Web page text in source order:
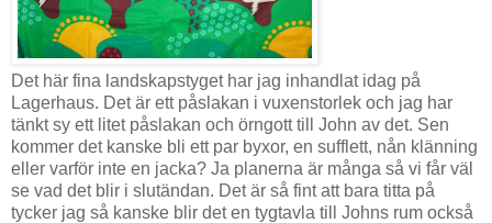
Det här fina landskapstyget har jag inhandlat idag på
Lagerhaus. Det är ett påslakan i vuxenstorlek och jag har
tänkt sy ett litet påslakan och örngott till John av det. Sen
kommer det kanske bli ett par byxor, en sufflett, nån klänning
eller varför inte en jacka? Ja planerna är många så vi får väl
se vad det blir i slutändan. Det är så fint att bara titta på
tycker jag så kanske blir det en tygtavla till Johns rum också